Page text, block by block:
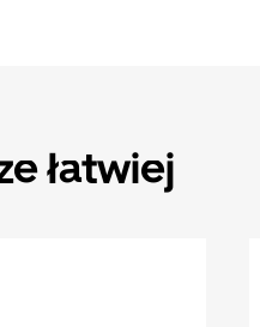
łatwiej